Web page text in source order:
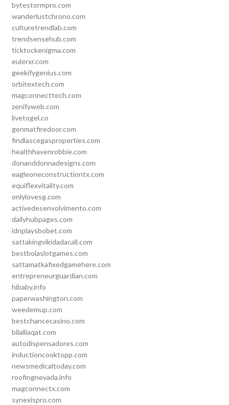
bytestormpro.com
wanderlustchrono.com
culturetrendlab.com
trendsensehub.com
ticktockenigma.com
eulerxr.com
geekifygenius.com
orbitextech.com
magconnecttech.com
zenifyweb.com
livetogel.co
genmatfiredoor.com
findlascegasproperties.com
healthhavenrobbie.com
donanddonnadesigns.com
eagleoneconstructiontx.com
equiflexvitality.com
onlylovesg.com
activedesenvolvimento.com
dailyhubpages.com
idnplaysbobet.com
sattakingvikidadacall.com
bestbolaslotgames.com
sattamatkafixedgamehere.com
entrepreneurguardian.com
hibaby.info
paperwashington.com
weedemup.com
bestchancecasino.com
bilalliaqat.com
autodispensadores.com
inductioncooktopp.com
newsmedicaltoday.com
roofingnevada.info
magconnectx.com
synexispro.com